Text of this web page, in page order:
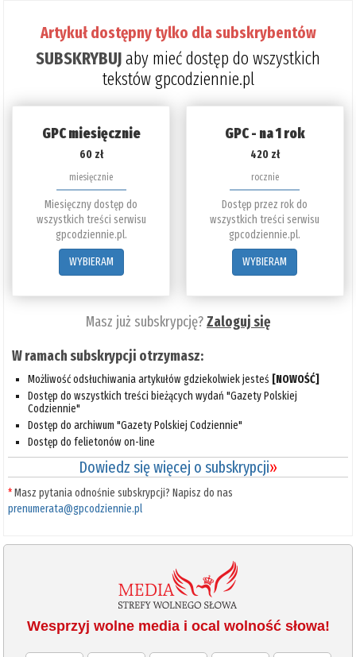
Artykuł dostępny tylko dla subskrybentów
SUBSKRYBUJaby mieć dostęp do wszystkich
tekstów gpcodziennie.pl
GPC miesięcznie
60 zł
miesięcznie
Miesięczny dostęp do
wszystkich treści serwisu
gpcodziennie.pl.
WYBIERAM
GPC - na 1 rok
420 zł
rocznie
Dostęp przez rok do
wszystkich treści serwisu
gpcodziennie.pl.
WYBIERAM
Masz już subskrypcję?Zaloguj się
W ramach subskrypcji otrzymasz:
Możliwość odsłuchiwania artykułów gdziekolwiek jesteś [NOWOŚĆ]
Dostęp do wszystkich treści bieżących wydań "Gazety Polskiej
Codziennie"
Dostęp do archiwum "Gazety Polskiej Codziennie"
Dostęp do felietonów on-line
Dowiedz się więcej o subskrypcji»
*Masz pytania odnośnie subskrypcji? Napisz do nas
prenumerata@gpcodziennie.pl
Wesprzyj wolne media i ocal wolność słowa!